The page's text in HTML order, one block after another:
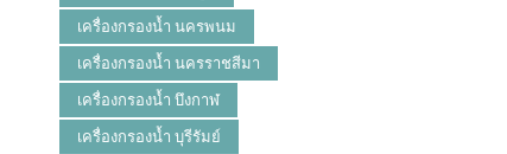
เครื่องกรองน้ำ นครพนม
เครื่องกรองน้ำ นครราชสีมา
เครื่องกรองน้ำ บึงกาฬ
เครื่องกรองน้ำ บุรีรัมย์